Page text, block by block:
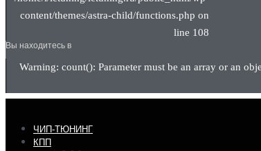
content/themes/astra-child/functions.php on
line 108
Вы находитесь в
Warning: count(): Parameter must be an array or an
ЧИП-ТЮНИНГ
КПП